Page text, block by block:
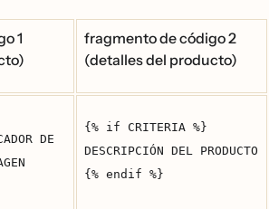
1
fragmento de código 2
(detalles del producto)
DE
{% if CRITERIA %}
DESCRIPCIÓN DEL PRODUCTO
{% endif %}